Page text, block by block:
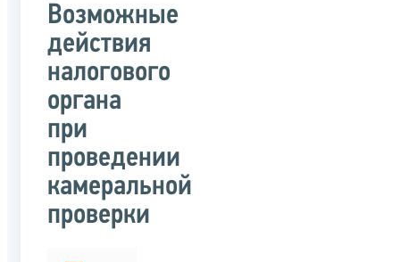
Возможные
действия
налогового
органа
при
проведении
камеральной
проверки